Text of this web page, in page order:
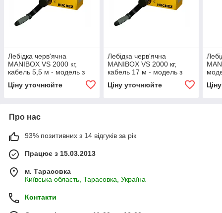
Лебідка черв'ячна
MANIBOX VS 2000 кг,
кабель 5,5 м - модель з
Ціну уточнюйте
Лебідка черв'ячна
MANIBOX VS 2000 кг,
кабель 17 м - модель з
Ціну уточнюйте
Про нас
93% позитивних з 14 відгуків за рік
Працює з 15.03.2013
м. Тарасовка
Київська область, Тарасовка, Україна
Контакти